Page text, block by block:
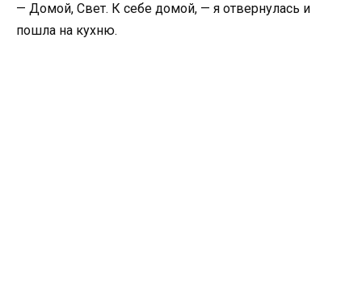
— Домой, Свет. К себе домой, — я отвернулась и
пошла на кухню.